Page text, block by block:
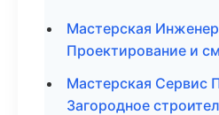
Мастерская
Проектирование и
Мастерская Сервис
Загородное